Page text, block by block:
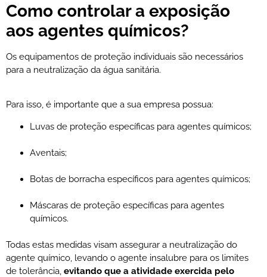
Como controlar a exposição
aos agentes químicos?
Os equipamentos de proteção individuais são necessários
para a neutralização da água sanitária.
Para isso, é importante que a sua empresa possua:
Luvas de proteção específicas para agentes químicos;
Aventais;
Botas de borracha específicos para agentes químicos;
Máscaras de proteção específicas para agentes
químicos.
Todas estas medidas visam assegurar a neutralização do
agente químico, levando o agente insalubre para os limites
de tolerância, evitando que a atividade exercida pelo